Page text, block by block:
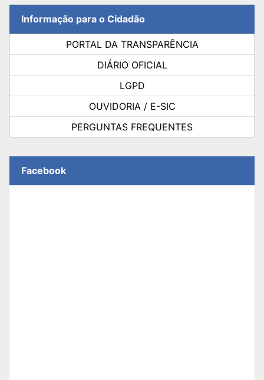
Informação para o Cidadão
PORTAL DA TRANSPARÊNCIA
DIÁRIO OFICIAL
LGPD
OUVIDORIA / E-SIC
PERGUNTAS FREQUENTES
Facebook